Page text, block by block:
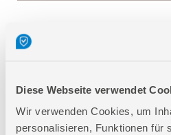
Diese Webseite verwendet
Wir verwenden Cookies, um
personalisieren, Funktionen für